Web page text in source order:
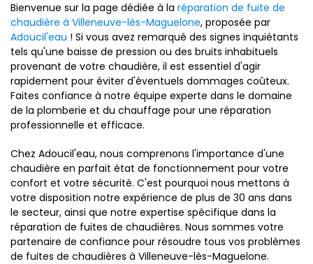
Bienvenue sur la page dédiée à la réparation de fuite de
chaudière à Villeneuve-lès-Maguelone, proposée par
Adoucil'eau ! Si vous avez remarqué des signes inquiétants
tels qu'une baisse de pression ou des bruits inhabituels
provenant de votre chaudière, il est essentiel d'agir
rapidement pour éviter d'éventuels dommages coûteux.
Faites confiance à notre équipe experte dans le domaine
de la plomberie et du chauffage pour une réparation
professionnelle et efficace.
Chez Adoucil'eau, nous comprenons l'importance d'une
chaudière en parfait état de fonctionnement pour votre
confort et votre sécurité. C'est pourquoi nous mettons à
votre disposition notre expérience de plus de 30 ans dans
le secteur, ainsi que notre expertise spécifique dans la
réparation de fuites de chaudières. Nous sommes votre
partenaire de confiance pour résoudre tous vos problèmes
de fuites de chaudières à Villeneuve-lès-Maguelone.